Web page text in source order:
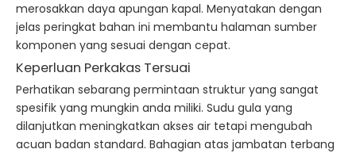
merosakkan daya apungan kapal. Menyatakan dengan
jelas peringkat bahan ini membantu halaman sumber
komponen yang sesuai dengan cepat.
Keperluan Perkakas Tersuai
Perhatikan sebarang permintaan struktur yang sangat
spesifik yang mungkin anda miliki. Sudu gula yang
dilanjutkan meningkatkan akses air tetapi mengubah
acuan badan standard. Bahagian atas jambatan terbang